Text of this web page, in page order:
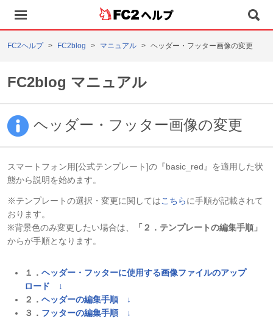
ヘルプ
FC2ヘルプ FC2blog マニュアル ヘッダー・フッター画像の変更
FC2blog マニュアル
ヘッダー・フッター画像の変更
スマートフォン用[公式テンプレート]の『basic_red』を適用した状
態から説明を始めます。
※テンプレートの選択・変更に関してはこちらに手順が記載されて
おります。
※背景色のみ変更したい場合は、
「２．テンプレートの編集手順」
からが手順となります。
１． ヘッダー・フッターに使用する画像ファイルのアップ
ロード ↓
２． ヘッダーの編集手順 ↓
３． フッターの編集手順 ↓